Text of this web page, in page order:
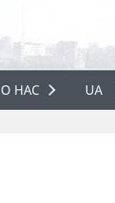
НАС
НАС
UA